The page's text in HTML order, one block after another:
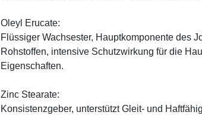
Oleyl Erucate:
Flüssiger Wachsester, Hauptkomponente des
Rohstoffen, intensive Schutzwirkung für die
Eigenschaften.
Zinc Stearate:
Konsistenzgeber, unterstützt Gleit- und